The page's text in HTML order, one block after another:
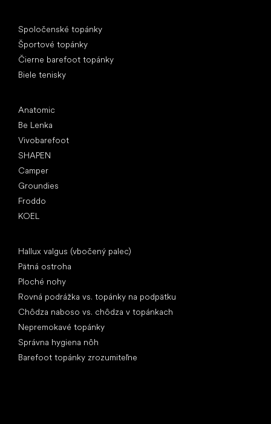
Spoločenské topánky
Športové topánky
Čierne barefoot topánky
Biele tenisky
Anatomic
Be Lenka
Vivobarefoot
SHAPEN
Camper
Groundies
Froddo
KOEL
Hallux valgus (vbočený palec)
Pätná ostroha
Ploché nohy
Rovná podrážka vs. topánky na podpätku
Chôdza naboso vs. chôdza v topánkach
Nepremokavé topánky
Správna hygiena nôh
Barefoot topánky zrozumiteľne